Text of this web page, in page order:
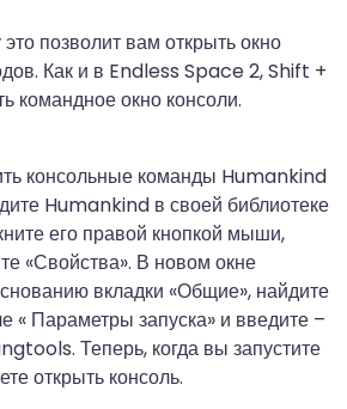
позволит вам открыть окно
Как и в Endless Space 2, Shift +
командное окно консоли.
консольные команды Humankind
Humankind в своей библиотеке
его правой кнопкой мыши,
«Свойства». В новом окне
вкладки «Общие», найдите
« Параметры запуска» и введите –
Теперь, когда вы запустите
открыть консоль.